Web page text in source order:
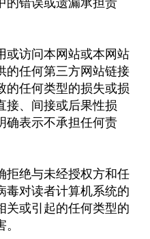
或访问本网站或本网站
的任何第三方网站链接
的任何类型的损失或损
接、间接或后果性损
确表示不承担任何责
拒绝与未经授权方和任
毒对读者计算机系统的
关或引起的任何类型的